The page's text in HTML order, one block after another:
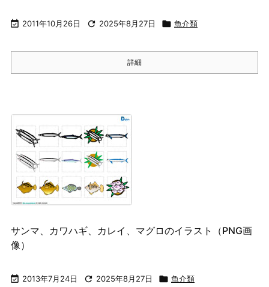
 2011年10月26日  2025年8月27日  魚介類
詳細
サンマ、カワハギ、カレイ、マグロのイラスト（PNG画
像）
 2013年7月24日  2025年8月27日  魚介類